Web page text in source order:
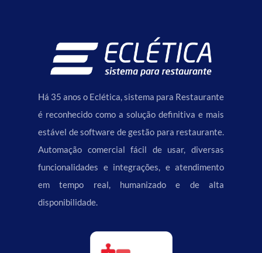
Há 35 anos o Eclética, sistema para Restaurante
é reconhecido como a solução definitiva e mais
estável de software de gestão para restaurante.
Automação comercial fácil de usar, diversas
funcionalidades e integrações, e atendimento
em tempo real, humanizado e de alta
disponibilidade.